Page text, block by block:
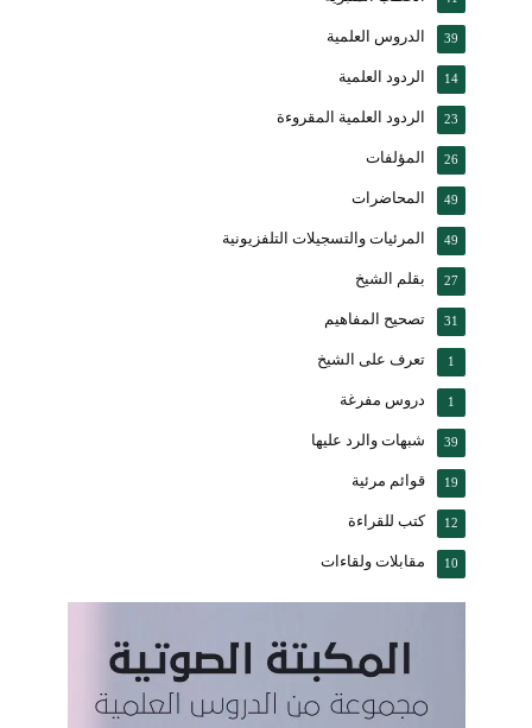
الدروس العلمية 39
الردود العلمية 14
الردود العلمية المقروءة 23
المؤلفات 26
المحاضرات 49
المرئيات والتسجيلات التلفزيونية 49
بقلم الشيخ 27
تصحيح المفاهيم 31
تعرف على الشيخ 1
دروس مفرغة 1
شبهات والرد عليها 39
قوائم مرئية 19
كتب للقراءة 12
مقابلات ولقاءات 10